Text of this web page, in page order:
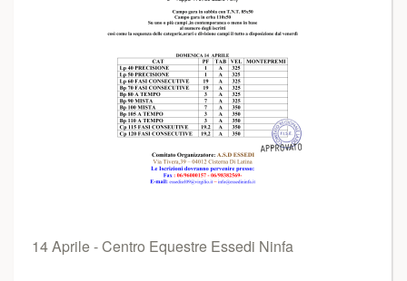
14 Aprile - Centro Equestre Essedi Ninfa